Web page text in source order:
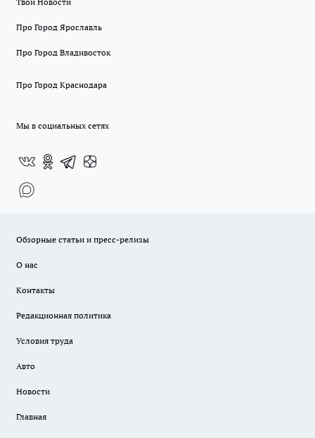
Про Город Ярославль
Про Город Владивосток
Про Город Краснодара
Мы в социальных сетях
Обзорные статьи и пресс-релизы
О нас
Контакты
Редакционная политика
Условия труда
Авто
Новости
Главная